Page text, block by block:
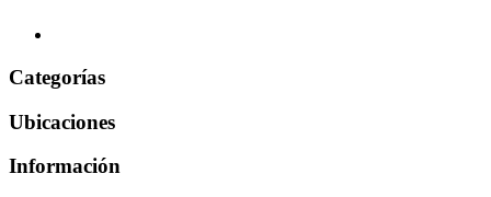
Categorías
Ubicaciones
Información